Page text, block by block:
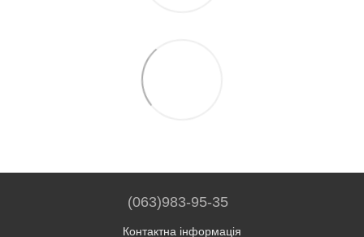
(063)983-95-35
Контактна інформація